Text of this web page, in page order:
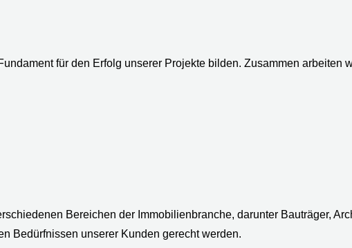
für den Erfolg unserer Projekte bilden. Zusammen arbeiten
Bereichen der Immobilienbranche, darunter Bauträger,
Bedürfnissen unserer Kunden gerecht werden.